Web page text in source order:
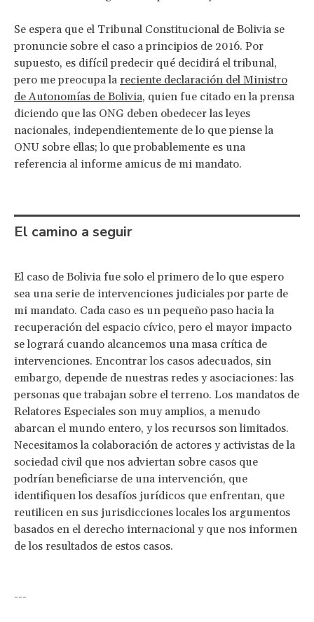
Se espera que el Tribunal Constitucional de Bolivia se
pronuncie sobre el caso a principios de 2016. Por
supuesto, es difícil predecir qué decidirá el tribunal,
pero me preocupa la reciente declaración del Ministro
de Autonomías de Bolivia, quien fue citado en la prensa
diciendo que las ONG deben obedecer las leyes
nacionales, independientemente de lo que piense la
ONU sobre ellas; lo que probablemente es una
referencia al informe amicus de mi mandato.
El camino a seguir
El caso de Bolivia fue solo el primero de lo que espero
sea una serie de intervenciones judiciales por parte de
mi mandato. Cada caso es un pequeño paso hacia la
recuperación del espacio cívico, pero el mayor impacto
se logrará cuando alcancemos una masa crítica de
intervenciones. Encontrar los casos adecuados, sin
embargo, depende de nuestras redes y asociaciones: las
personas que trabajan sobre el terreno. Los mandatos de
Relatores Especiales son muy amplios, a menudo
abarcan el mundo entero, y los recursos son limitados.
Necesitamos la colaboración de actores y activistas de la
sociedad civil que nos adviertan sobre casos que
podrían beneficiarse de una intervención, que
identifiquen los desafíos jurídicos que enfrentan, que
reutilicen en sus jurisdicciones locales los argumentos
basados en el derecho internacional y que nos informen
de los resultados de estos casos.
---